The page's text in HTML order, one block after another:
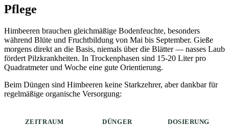
Pflege
Himbeeren brauchen gleichmäßige Bodenfeuchte, besonders
während Blüte und Fruchtbildung von Mai bis September. Gieße
morgens direkt an die Basis, niemals über die Blätter — nasses Laub
fördert Pilzkrankheiten. In Trockenphasen sind 15-20 Liter pro
Quadratmeter und Woche eine gute Orientierung.
Beim Düngen sind Himbeeren keine Starkzehrer, aber dankbar für
regelmäßige organische Versorgung:
ZEITRAUM DÜNGER DOSIERUNG